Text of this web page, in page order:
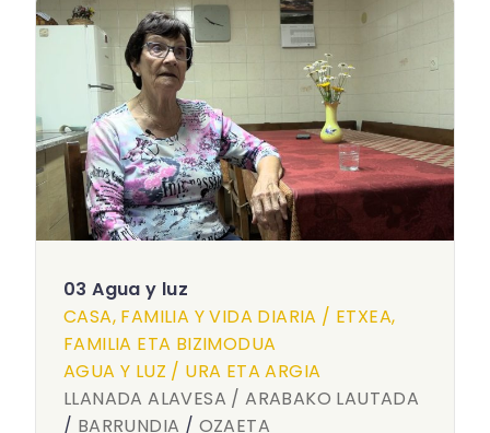
03 Agua y luz
CASA, FAMILIA Y VIDA DIARIA / ETXEA,
FAMILIA ETA BIZIMODUA
AGUA Y LUZ / URA ETA ARGIA
LLANADA ALAVESA / ARABAKO LAUTADA
/ BARRUNDIA / OZAETA